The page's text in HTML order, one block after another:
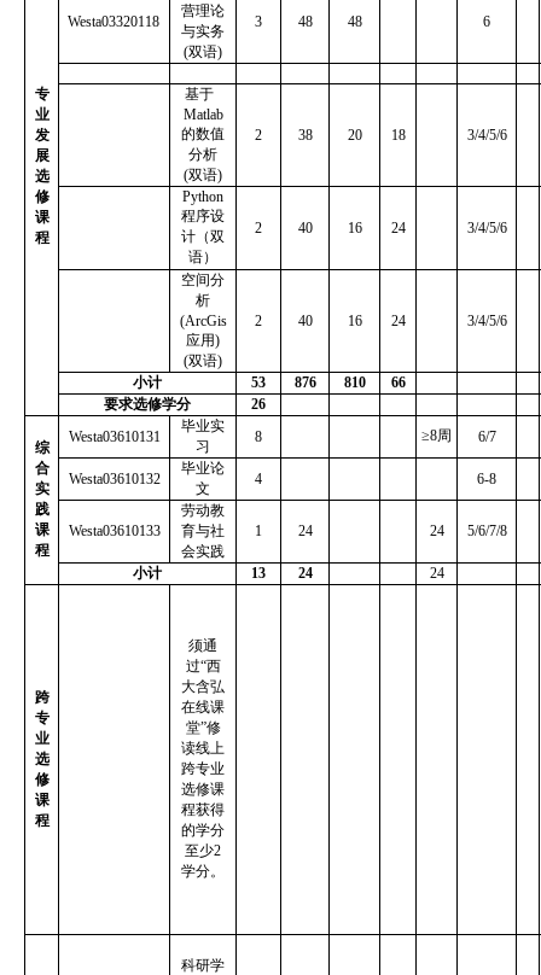
专
业
发
展
选
修
课
程
Westa03320118
营理论
与实务
(双语)
3 48 48 6
基于
Matlab
的数值
分析
(双语)
2 38 20 18 3/4/5/6
Python
程序设
计（双
语）
2 40 16 24 3/4/5/6
空间分
析
(ArcGis
应用)
(双语)
2 40 16 24 3/4/5/6
小计 53 876 810
66
要求选修学分
26
综
合
实
践
课
程
Westa03610131
毕业实
习
8 ≥8周 6/7
Westa03610132
毕业论
文
4 6-8
Westa03610133
劳动教
育与社
会实践
1 24 24 5/6/7/8
小计 13 24 24
跨
专
业
选
修
课
程
须通
过“西
大含弘
在线课
堂”修
读线上
跨专业
选修课
程获得
的学分
至少2
学分。
科研学